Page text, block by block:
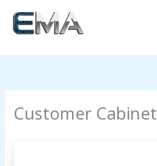
Customer Cabinet